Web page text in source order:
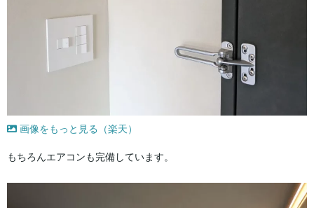
画像をもっと見る（楽天）
もちろんエアコンも完備しています。